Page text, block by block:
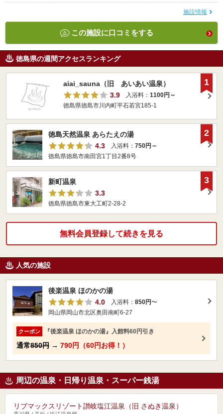
施設情報
この施設に口コミをする
徳島県の週間アクセスランキング
aiai_sauna（旧 あいあい温泉）
3.9
入浴料： 1100円～
徳島県徳島市川内町平石若宮185-1
1
徳島天然温泉 あらたえの湯
4.3
入浴料： 750円～
徳島県徳島市南田宮1丁目2番8号
2
新町温泉
3.3
徳島県徳島市東大工町2-28-2
3
無料会員登録して続きを見る
人気の施設
後楽温泉 ほのかの湯
4.0
入浴料： 850円〜
岡山県岡山市北区奥田南町6-27
クーポン 『後楽温泉 ほのかの湯』入館料60円引き
通常850円 → 790円（60円お得！）
周辺の温泉・日帰り温泉・スーパー銭湯
リブマックスリゾート讃岐塩江温泉（旧 さぬき温泉）